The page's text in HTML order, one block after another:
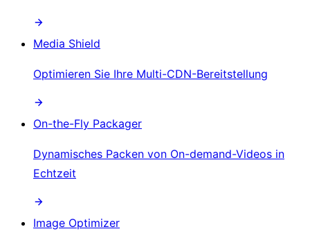
Media Shield
Optimieren Sie Ihre Multi-CDN-Bereitstellung
On-the-Fly Packager
Dynamisches Packen von On-demand-Videos in
Echtzeit
Image Optimizer